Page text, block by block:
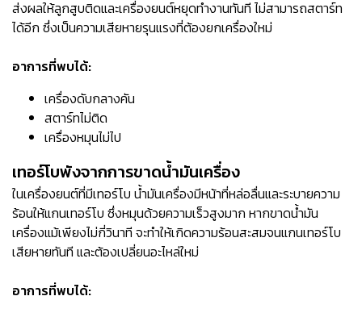
ส่งผลให้ลูกสูบติดและเครื่องยนต์หยุดทำงานทันที ไม่สามารถสตาร์ท
ได้อีก ซึ่งเป็นความเสียหายรุนแรงที่ต้องยกเครื่องใหม่
อาการที่พบได้:
เครื่องดับกลางคัน
สตาร์ทไม่ติด
เครื่องหมุนไม่ไป
เทอร์โบพังจากการขาดน้ำมันเครื่อง
ในเครื่องยนต์ที่มีเทอร์โบ น้ำมันเครื่องมีหน้าที่หล่อลื่นและระบายความ
ร้อนให้แกนเทอร์โบ ซึ่งหมุนด้วยความเร็วสูงมาก หากขาดน้ำมัน
เครื่องแม้เพียงไม่กี่วินาที จะทำให้เกิดความร้อนสะสมจนแกนเทอร์โบ
เสียหายทันที และต้องเปลี่ยนอะไหล่ใหม่
อาการที่พบได้: